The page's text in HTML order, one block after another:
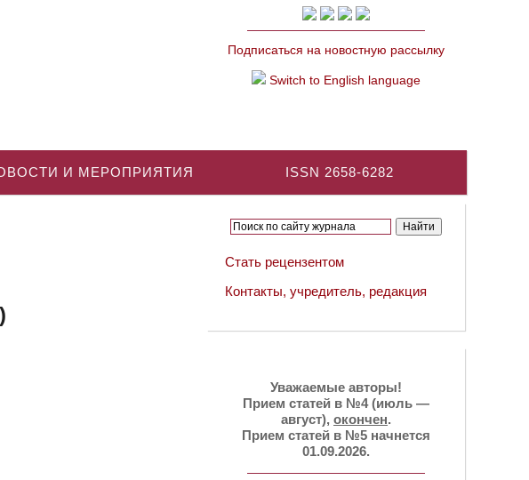
Подписаться на новостную рассылку
Switch to English language
ISSN 2658-6282
И МЕРОПРИЯТИЯ
Стать рецензентом
Контакты, учредитель, редакция
Уважаемые авторы!
Прием статей в №4 (июль —
август), окончен.
Прием статей в №5 начнется
01.09.2026.